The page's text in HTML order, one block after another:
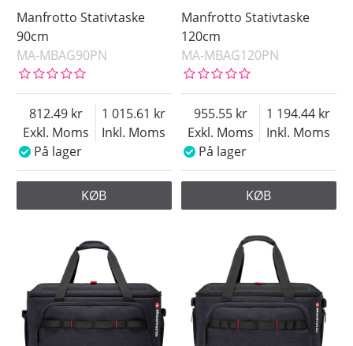
Manfrotto Stativtaske
90cm
MA-MBAG90PN
Exkl. Moms
812.49
Inkl. Moms
1 015.61
På lager
KØB
Manfrotto Stativtaske
120cm
MA-MBAG120PN
Exkl. Moms
955.55
Inkl. Moms
1 194.44
På lager
KØB